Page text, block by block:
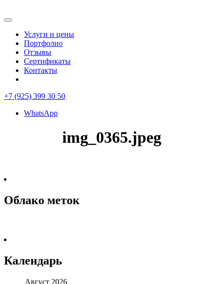
Услуги и цены
Портфолио
Отзывы
Сертификаты
Контакты
+7 (925) 399 30 50
WhatsApp
img_0365.jpeg
Облако меток
Календарь
Август 2026